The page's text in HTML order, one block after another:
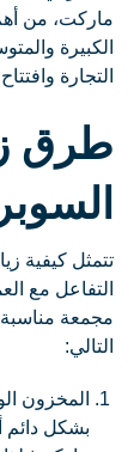
ماركت، من
الكبيرة
التجارة
طرق
تتمثل كيفية
التفاعل مع
مجمعة مناسبة
التالي:
المخزون
بشكل دائم